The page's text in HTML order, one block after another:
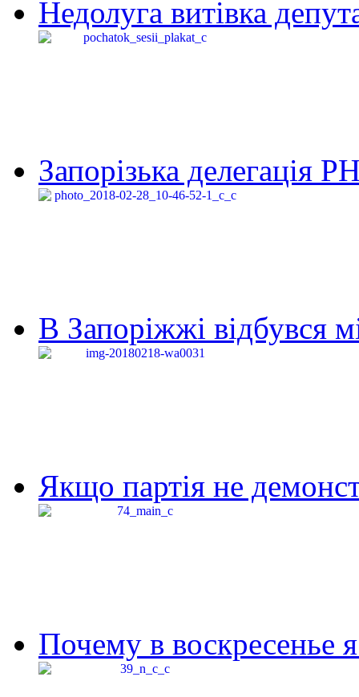
Недолуга витівка
Запорізька делегація
В Запоріжжі відбувся
Якщо партія не
Почему в воскресенье